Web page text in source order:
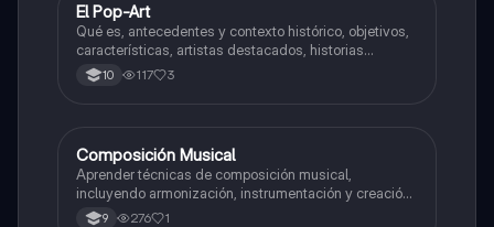
Artes
El Pop-Art
Qué es, antecedentes y contexto histórico, objetivos,
características, artistas destacados, historias
destacadas y su influencia en la actualidad.
10 117 3
Artes
Composición Musical
Aprender técnicas de composición musical,
incluyendo armonización, instrumentación y creación
de melodías y arreglos.
9 276 1